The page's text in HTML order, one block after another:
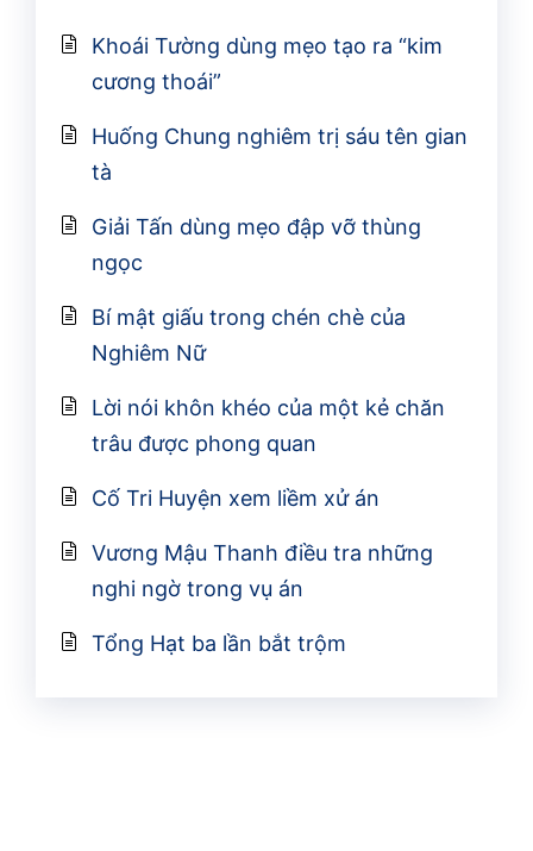
Khoái Tường dùng mẹo tạo ra “kim
cương thoái”
Huống Chung nghiêm trị sáu tên gian
tà
Giải Tấn dùng mẹo đập vỡ thùng
ngọc
Bí mật giấu trong chén chè của
Nghiêm Nữ
Lời nói khôn khéo của một kẻ chăn
trâu được phong quan
Cố Tri Huyện xem liềm xử án
Vương Mậu Thanh điều tra những
nghi ngờ trong vụ án
Tổng Hạt ba lần bắt trộm